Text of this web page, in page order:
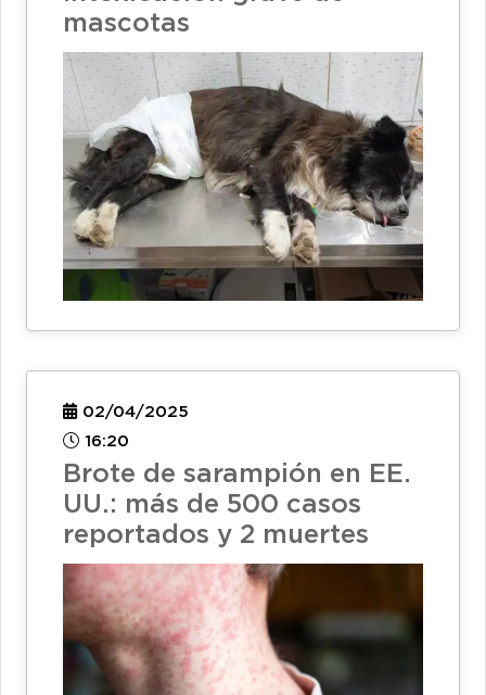
mascotas
02/04/2025
16:20
Brote de sarampión en EE.
UU.: más de 500 casos
reportados y 2 muertes